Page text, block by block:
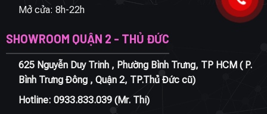
Mở cửa: 8h-22h
SHOWROOM QUẬN 2 - THỦ ĐỨC
625 Nguyễn Duy Trinh , Phường Bình Trưng, TP HCM ( P.
Bình Trưng Đông , Quận 2, TP.Thủ Đức cũ)
Hotline: 0933.833.039(Mr. Thi)